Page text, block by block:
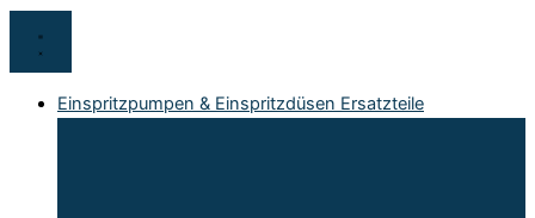
Einspritzpumpen & Einspritzdüsen Ersatzteile